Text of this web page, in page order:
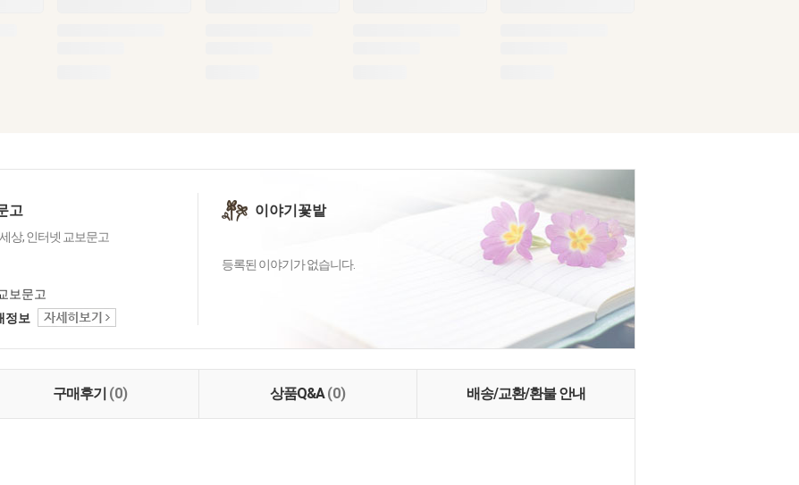
고
상, 인터넷 교보문고
보문고
정보
이야기꽃밭
등록된 이야기가 없습니다.
구매후기 (0) 상품Q&A(0) 배송/교환/환불 안내